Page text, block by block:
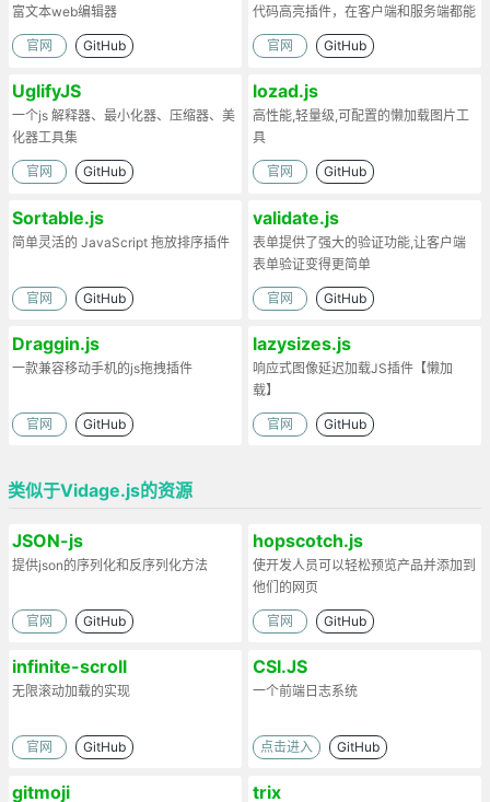
富文本web编辑器
官网 GitHub
代码高亮插件，在客户端和服务端都能
工作。
官网 GitHub
UglifyJS
一个js 解释器、最小化器、压缩器、美
化器工具集
官网 GitHub
lozad.js
高性能,轻量级,可配置的懒加载图片工
具
官网 GitHub
Sortable.js
简单灵活的 JavaScript 拖放排序插件
官网 GitHub
validate.js
表单提供了强大的验证功能,让客户端
表单验证变得更简单
官网 GitHub
Draggin.js
一款兼容移动手机的js拖拽插件
官网 GitHub
lazysizes.js
响应式图像延迟加载JS插件【懒加
载】
官网 GitHub
类似于Vidage.js的资源
JSON-js
提供json的序列化和反序列化方法
官网 GitHub
hopscotch.js
使开发人员可以轻松预览产品并添加到
他们的网页
官网 GitHub
infinite-scroll
无限滚动加载的实现
官网 GitHub
CSI.JS
一个前端日志系统
点击进入 GitHub
gitmoji trix